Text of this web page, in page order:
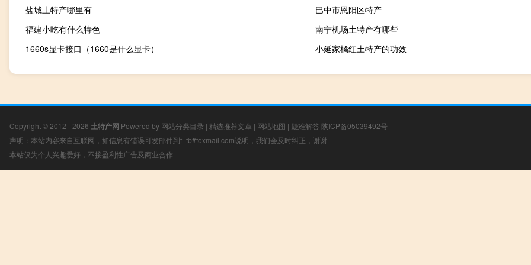
盐城土特产哪里有
巴中市恩阳区特产
福建小吃有什么特色
南宁机场土特产有哪些
1660s显卡接口（1660是什么显卡）
小延家橘红土特产的功效
Copyright © 2012 - 2026 土特产网 Powered by 网站分类目录 | 精选推荐文章 | 网站地图 | 疑难解答 陕ICP备05039492号
声明：本站内容来自互联网，如信息有错误可发邮件到f_fb#foxmail.com说明，我们会及时纠正，谢谢
本站仅为个人兴趣爱好，不接盈利性广告及商业合作